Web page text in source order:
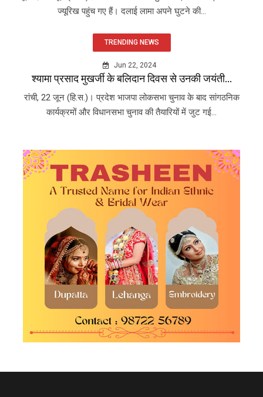
ज्यूरिख पहुंच गए हैं। दलाई लामा अपने घुटने की...
TRENDING NEWS
Jun 22, 2024
श्यामा प्रसाद मुखर्जी के बलिदान दिवस से उनकी जयंती...
रांची, 22 जून (हि.स.)। प्रदेश भाजपा लोकसभा चुनाव के बाद सांगठनिक
कार्यक्रमों और विधानसभा चुनाव की तैयारियों में जुट गई...